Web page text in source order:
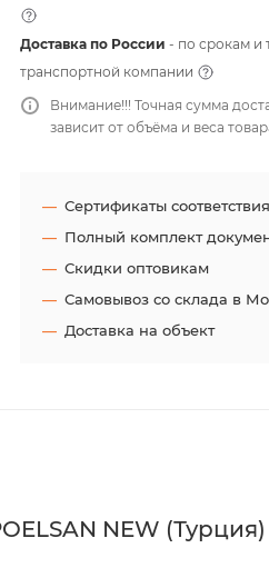
Доставка по России - по срокам и
транспортной компании
Внимание!!! Точная сумма
зависит от объёма и веса
Сертификаты соответствия
Полный комплект
Скидки оптовикам
Самовывоз со склада в
Доставка на объект
NEW